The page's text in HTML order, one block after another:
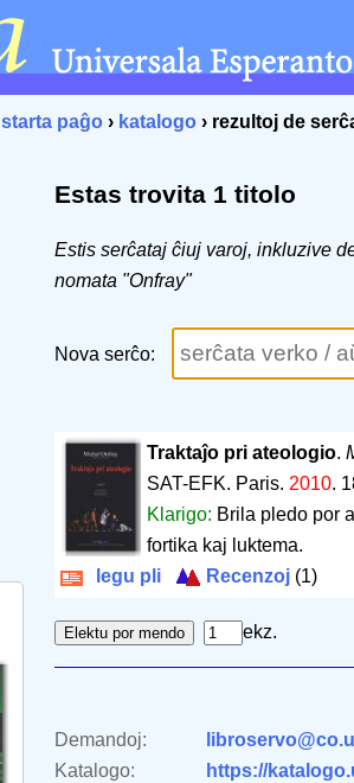
starta paĝo › katalogo › rezultoj de
Estas trovita 1 titolo
Estis serĉataj ĉiuj varoj, inkluzive
nomata "Onfray"
Nova serĉo:
Traktaĵo pri ateologio.
SAT-EFK. Paris. 2010.
Klarigo: Brila pledo por
fortika kaj luktema.
legu pli
Recenzoj (1)
ekz.
Demandoj:
Katalogo:
https://